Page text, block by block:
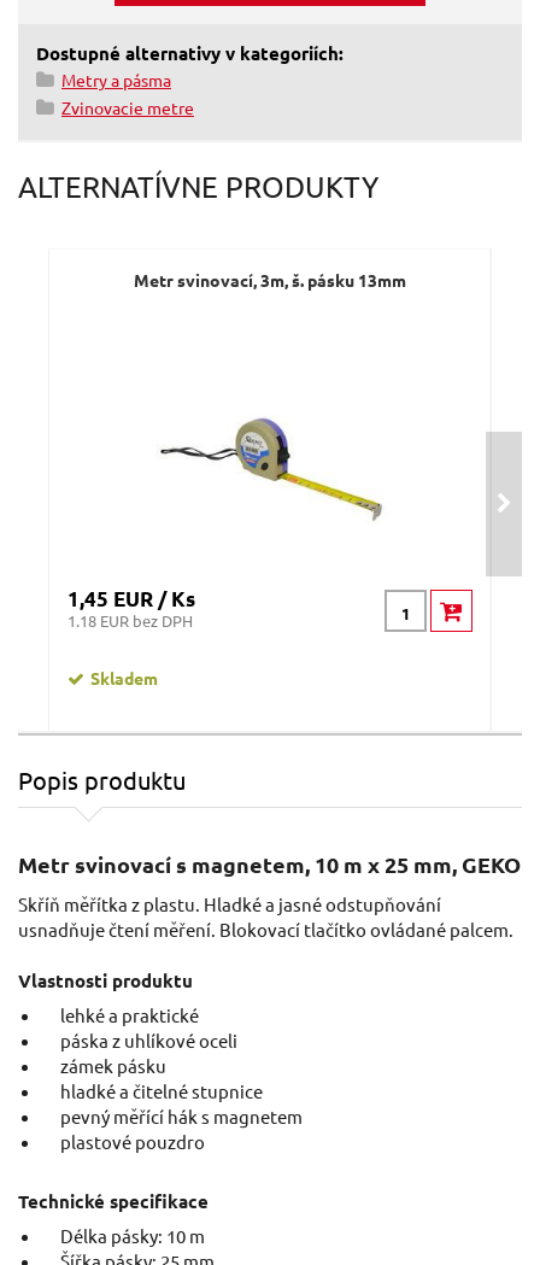
Dostupné alternativy v kategoriích:
Metry a pásma
Zvinovacie metre
ALTERNATÍVNE PRODUKTY
Metr svinovací, 3m, š. pásku 13mm
1,45 EUR / Ks
1.18 EUR bez DPH
Skladem
Metr svinovací, 7,5m, š. pásku 25mm
6,89 EUR / Ks
5.6 EUR bez DPH
Popis produktu
Metr svinovací s magnetem, 10 m x 25 mm, GEKO
Skříň měřítka z plastu. Hladké a jasné odstupňování
usnadňuje čtení měření. Blokovací tlačítko ovládané palcem.
Vlastnosti produktu
lehké a praktické
páska z uhlíkové oceli
zámek pásku
hladké a čitelné stupnice
pevný měřící hák s magnetem
plastové pouzdro
Technické specifikace
Délka pásky: 10 m